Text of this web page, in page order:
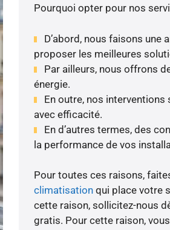
Pourquoi opter pour nos
D’abord, nous faisons une
proposer les meilleures
Par ailleurs, nous offrons
énergie.
En outre, nos
avec efficacité.
En d’autres termes, des
la performance de vos
Pour toutes ces raisons,
climatisationqui place votre
cette raison, sollicitez-nous
gratis. Pour cette raison,